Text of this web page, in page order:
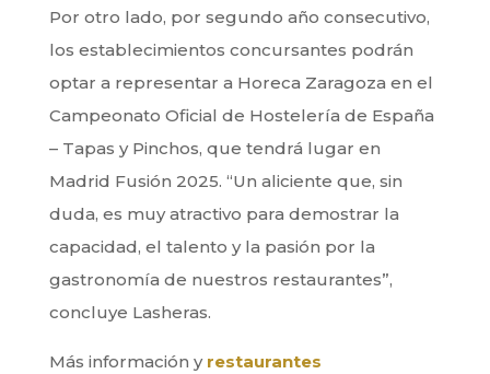
Por otro lado, por segundo año consecutivo,
los establecimientos concursantes podrán
optar a representar a Horeca Zaragoza en el
Campeonato Oficial de Hostelería de España
– Tapas y Pinchos, que tendrá lugar en
Madrid Fusión 2025. “Un aliciente que, sin
duda, es muy atractivo para demostrar la
capacidad, el talento y la pasión por la
gastronomía de nuestros restaurantes”,
concluye Lasheras.
Más información y restaurantes